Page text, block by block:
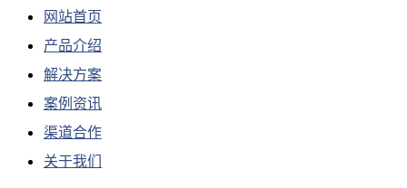
网站首页
产品介绍
解决方案
案例资讯
渠道合作
关于我们